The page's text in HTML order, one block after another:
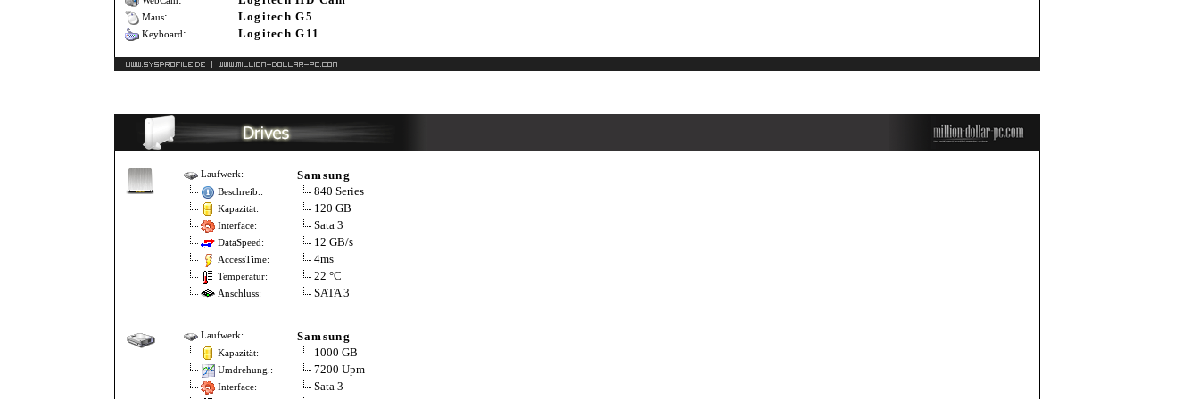
Maus: Logitech G5
Keyboard: Logitech G11
Laufwerk: Samsung
Beschreib.: 840 Series
Kapazität: 120 GB
Interface: Sata 3
DataSpeed: 12 GB/s
AccessTime: 4ms
Temperatur: 22 °C
Anschluss: SATA 3
Laufwerk: Samsung
Kapazität: 1000 GB
Umdrehung.: 7200 Upm
Interface:
Sata 3